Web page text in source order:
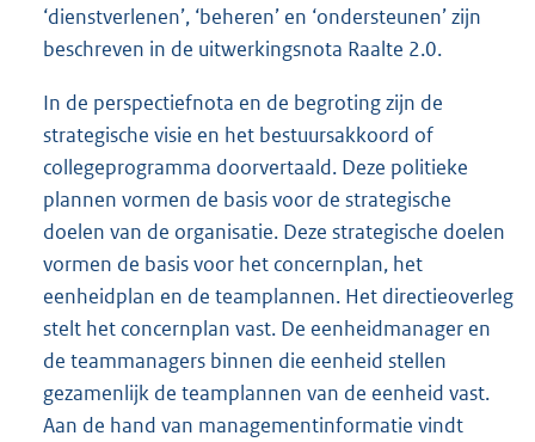
‘dienstverlenen’, ‘beheren’ en ‘ondersteunen’ zijn
beschreven in de uitwerkingsnota Raalte 2.0.
In de perspectiefnota en de begroting zijn de
strategische visie en het bestuursakkoord of
collegeprogramma doorvertaald. Deze politieke
plannen vormen de basis voor de strategische
doelen van de organisatie. Deze strategische doelen
vormen de basis voor het concernplan, het
eenheidplan en de teamplannen. Het directieoverleg
stelt het concernplan vast. De eenheidmanager en
de teammanagers binnen die eenheid stellen
gezamenlijk de teamplannen van de eenheid vast.
Aan de hand van managementinformatie vindt